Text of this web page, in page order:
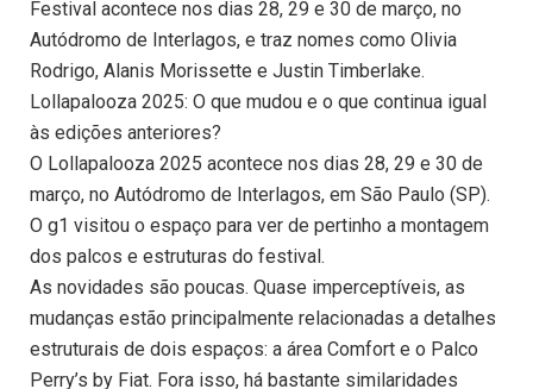
Festival acontece nos dias 28, 29 e 30 de março, no
Autódromo de Interlagos, e traz nomes como Olivia
Rodrigo, Alanis Morissette e Justin Timberlake.
Lollapalooza 2025: O que mudou e o que continua igual
às edições anteriores?
O Lollapalooza 2025 acontece nos dias 28, 29 e 30 de
março, no Autódromo de Interlagos, em São Paulo (SP).
O g1 visitou o espaço para ver de pertinho a montagem
dos palcos e estruturas do festival.
As novidades são poucas. Quase imperceptíveis, as
mudanças estão principalmente relacionadas a detalhes
estruturais de dois espaços: a área Comfort e o Palco
Perry’s by Fiat. Fora isso, há bastante similaridades